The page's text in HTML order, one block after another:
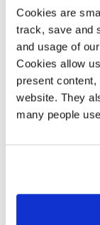
Cookies are
track, save and
and usage of
Cookies allow
present
website. They
many people
Our Awards
Year after
the quality and
clients and for
organisation